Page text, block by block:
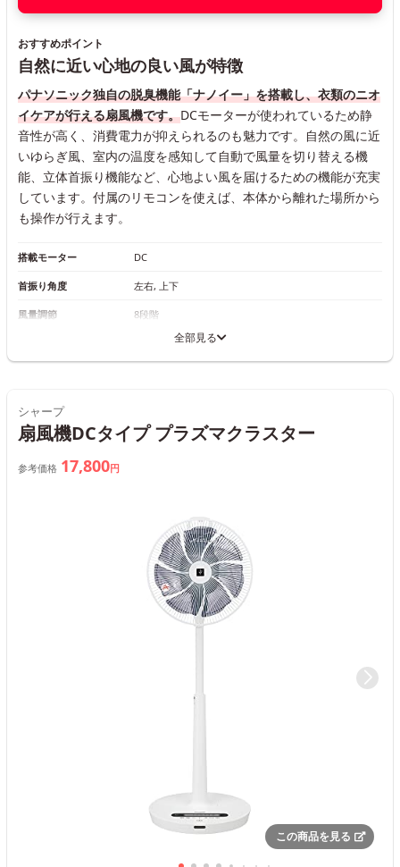
おすすめポイント
自然に近い心地の良い風が特徴
パナソニック独自の脱臭機能「ナノイー」を搭載し、衣類のニオ
イケアが行える扇風機です。DCモーターが使われているため静
音性が高く、消費電力が抑えられるのも魅力です。自然の風に近
いゆらぎ風、室内の温度を感知して自動で風量を切り替える機
能、立体首振り機能など、心地よい風を届けるための機能が充実
しています。付属のリモコンを使えば、本体から離れた場所から
も操作が行えます。
搭載モーター DC
首振り角度 左右, 上下
風量調節 8段階
全部見る
シャープ
扇風機DCタイプ プラズマクラスター
参考価格 17,800円
この商品を見る